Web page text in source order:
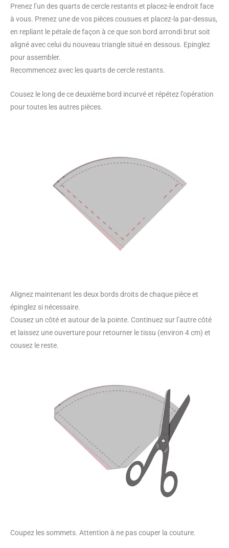
Prenez l’un des quarts de cercle restants et placez-le endroit face
à vous. Prenez une de vos pièces cousues et placez-la par-dessus,
en repliant le pétale de façon à ce que son bord arrondi brut soit
aligné avec celui du nouveau triangle situé en dessous. Epinglez
pour assembler.
Recommencez avec les quarts de cercle restants.
Cousez le long de ce deuxième bord incurvé et répétez l’opération
pour toutes les autres pièces.
Alignez maintenant les deux bords droits de chaque pièce et
épinglez si nécessaire.
Cousez un côté et autour de la pointe. Continuez sur l’autre côté
et laissez une ouverture pour retourner le tissu (environ 4 cm) et
cousez le reste.
Coupez les sommets. Attention à ne pas couper la couture.